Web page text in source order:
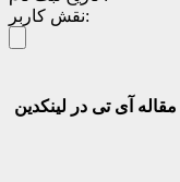
نقش کاربر:
مقاله آی تی در لینکدین